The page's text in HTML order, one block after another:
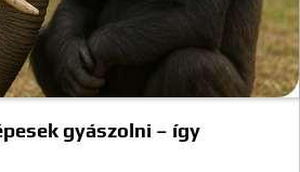
gyászolni – így